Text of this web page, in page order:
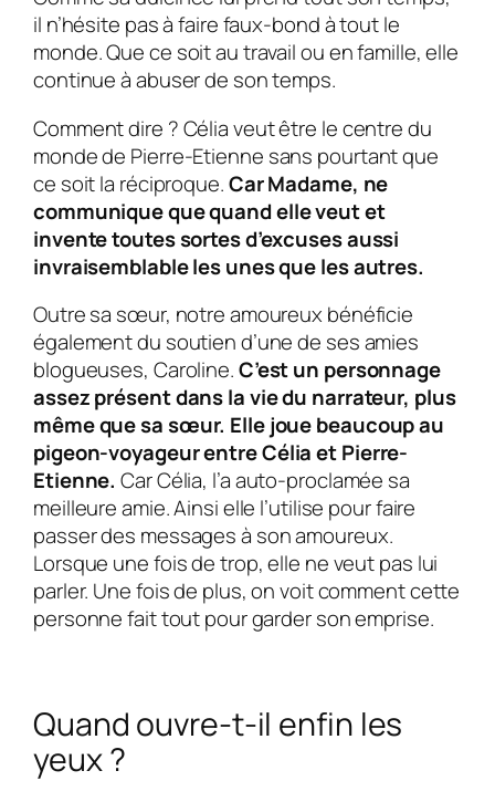
il n’hésite pas à faire faux-bond à tout le
monde. Que ce soit au travail ou en famille, elle
continue à abuser de son temps.
Comment dire ?Céliaveut être le centre du
monde de Pierre-Etienne sans pourtant que
ce soit la réciproque.Car Madame, ne
communique que quand elle veut et
invente toutes sortes d’excuses aussi
invraisemblable les unes que les autres.
Outre sa sœur, notre amoureux bénéficie
également du soutien d’une de ses amies
blogueuses, Caroline.C’est un personnage
assez présent dans la vie du narrateur, plus
même que sa sœur. Elle joue beaucoup au
pigeon-voyageur entreCéliaetPierre-
Etienne. CarCélia, l’a auto-proclamée sa
meilleure amie. Ainsi elle l’utilise pour faire
passer des messages à son amoureux.
Lorsque une fois de trop, elle ne veut pas lui
parler. Une fois de plus, on voit comment cette
personne fait tout pour garder son emprise.
Quand ouvre-t-il enfin les
yeux ?